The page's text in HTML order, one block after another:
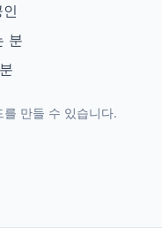
분
만들 수 있습니다.